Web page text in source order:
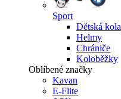
Sport
Dětská kola
Helmy
Chrániče
Koloběžky
Oblíbené značky
Kavan
E-Flite